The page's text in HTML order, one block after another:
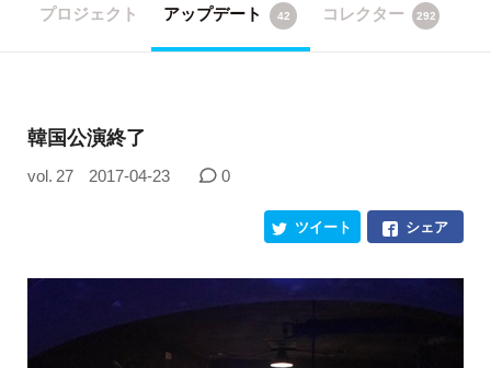
プロジェクト アップデート 42 コレクター 292
韓国公演終了
vol. 27 2017-04-23 0
シェア
ツイート